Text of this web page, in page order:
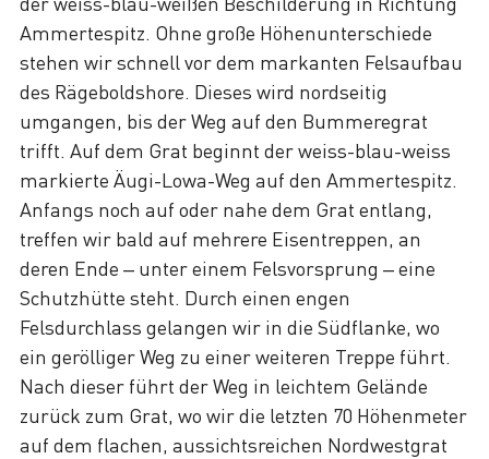
Ammertespitz. Ohne große Höhenunterschiede
stehen wir schnell vor dem markanten Felsaufbau
des Rägeboldshore. Dieses wird nordseitig
umgangen, bis der Weg auf den Bummeregrat
trifft. Auf dem Grat beginnt der weiss-blau-weiss
markierte Äugi-Lowa-Weg auf den Ammertespitz.
Anfangs noch auf oder nahe dem Grat entlang,
treffen wir bald auf mehrere Eisentreppen, an
deren Ende – unter einem Felsvorsprung – eine
Schutzhütte steht. Durch einen engen
Felsdurchlass gelangen wir in die Südflanke, wo
ein gerölliger Weg zu einer weiteren Treppe führt.
Nach dieser führt der Weg in leichtem Gelände
zurück zum Grat, wo wir die letzten 70 Höhenmeter
auf dem flachen, aussichtsreichen Nordwestgrat